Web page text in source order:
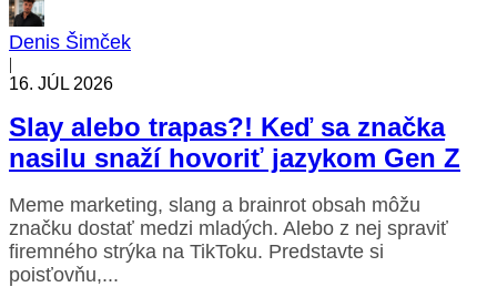
Denis Šimček
|
16. JÚL 2026
Slay alebo trapas?! Keď sa značka
nasilu snaží hovoriť jazykom Gen Z
Meme marketing, slang a brainrot obsah môžu
značku dostať medzi mladých. Alebo z nej spraviť
firemného strýka na TikToku. Predstavte si
poisťovňu,...